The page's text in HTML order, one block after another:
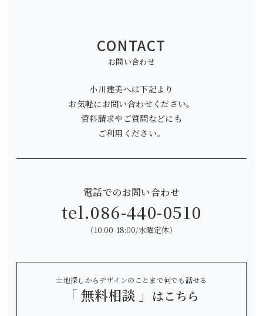
CONTACT
お問い合わせ
小川建美へは下記より
お気軽にお問い合わせください。
資料請求やご質問などにも
ご利用ください。
電話でのお問い合わせ
tel.086-440-0510
（10:00-18:00/水曜定休）
土地探しからデザインのことまで何でも話せる
「 無料相談 」 はこちら